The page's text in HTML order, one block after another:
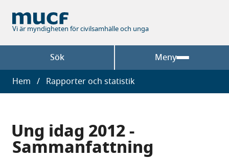
huvudinnehåll
Vi är myndigheten för civilsamhälle och unga
Sök Meny
Länkstig
Hem Rapporter och statistik
Ung idag 2012 -
Sammanfattning